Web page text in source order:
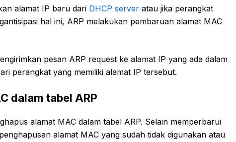
alamat IP baru dari DHCP server atau jika perangkat
hal ini, ARP melakukan pembaruan alamat MAC
pesan ARP request ke alamat IP yang ada dalam
perangkat yang memiliki alamat IP tersebut.
dalam tabel ARP
alamat MAC dalam tabel ARP. Selain memperbarui
alamat MAC yang sudah tidak digunakan atau